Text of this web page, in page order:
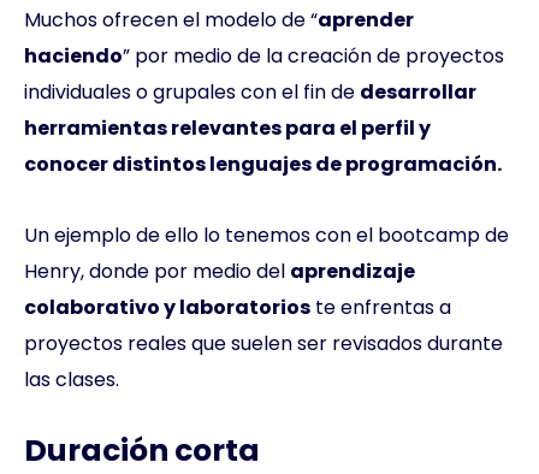
Muchos ofrecen el modelo de “aprender
haciendo” por medio de la creación de proyectos
individuales o grupales con el fin de desarrollar
herramientas relevantes para el perfil y
conocer distintos lenguajes de programación.
Un ejemplo de ello lo tenemos con el bootcamp de
Henry, donde por medio del aprendizaje
colaborativo y laboratorios te enfrentas a
proyectos reales que suelen ser revisados durante
las clases.
Duración corta